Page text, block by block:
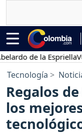
de la EspriellaVuelta
Tecnología
Regalos
los